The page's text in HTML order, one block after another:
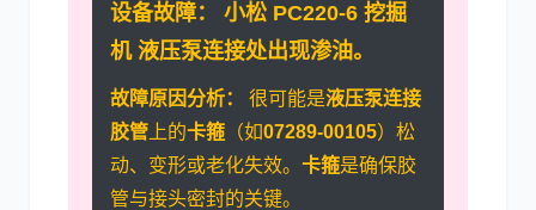
设备故障：
小松 PC220-6 挖掘
机 液压泵连接处出现渗油。
故障原因分析： 很可能是液压泵连接
胶管 上的卡箍 （如07289-00105）松
动、变形或老化失效。 卡箍是确保胶
管与接头密封的关键。